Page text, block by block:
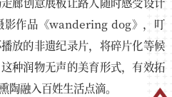
影作品《wandering dog》，叮
放的非遗纪录片，将碎片化等候
种润物无声的美育形式，有效拓
陶融入百姓生活点滴。